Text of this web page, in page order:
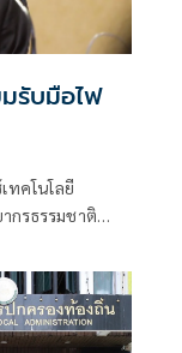
รับมือไฟ
ทคโนโลยี
กรธรรมชาติ